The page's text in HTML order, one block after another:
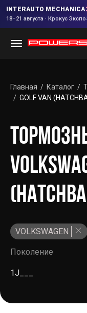
INTERAUTO MECHANICA
18–21 августа · Крокус Экспо
Главная Каталог
GOLF VAN
VOLKSWAGEN
Поколение
1J___